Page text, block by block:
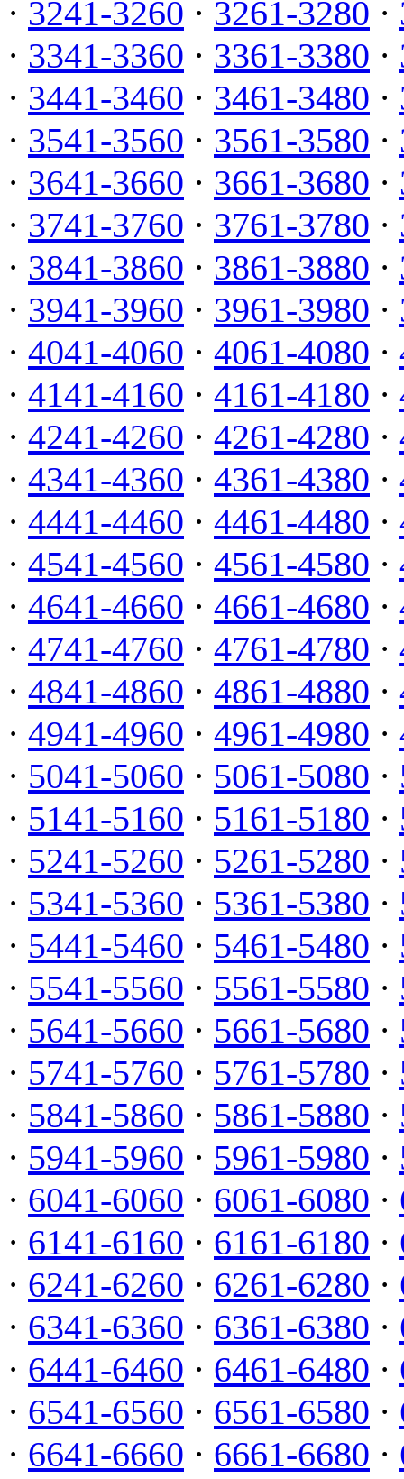
· 3241-3260 · 3261-3280 ·
· 3341-3360 · 3361-3380 ·
· 3441-3460 · 3461-3480 ·
· 3541-3560 · 3561-3580 ·
· 3641-3660 · 3661-3680 ·
· 3741-3760 · 3761-3780 ·
· 3841-3860 · 3861-3880 ·
· 3941-3960 · 3961-3980 ·
· 4041-4060 · 4061-4080 ·
· 4141-4160 · 4161-4180 ·
· 4241-4260 · 4261-4280 ·
· 4341-4360 · 4361-4380 ·
· 4441-4460 · 4461-4480 ·
· 4541-4560 · 4561-4580 ·
· 4641-4660 · 4661-4680 ·
· 4741-4760 · 4761-4780 ·
· 4841-4860 · 4861-4880 ·
· 4941-4960 · 4961-4980 ·
· 5041-5060 · 5061-5080 ·
· 5141-5160 · 5161-5180 ·
· 5241-5260 · 5261-5280 ·
· 5341-5360 · 5361-5380 ·
· 5441-5460 · 5461-5480 ·
· 5541-5560 · 5561-5580 ·
· 5641-5660 · 5661-5680 ·
· 5741-5760 · 5761-5780 ·
· 5841-5860 · 5861-5880 ·
· 5941-5960 · 5961-5980 ·
· 6041-6060 · 6061-6080 ·
· 6141-6160 · 6161-6180 ·
· 6241-6260 · 6261-6280 ·
· 6341-6360 · 6361-6380 ·
· 6441-6460 · 6461-6480 ·
· 6541-6560 · 6561-6580 ·
· 6641-6660 · 6661-6680 ·